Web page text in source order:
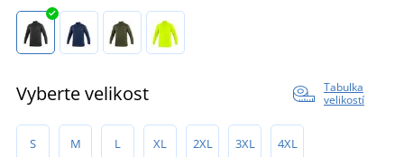
Vyberte velikost
Tabulka
velikostí
S M L XL 2XL 3XL 4XL